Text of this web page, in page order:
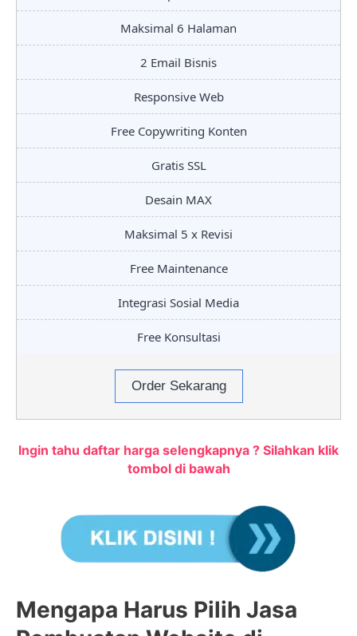
Maksimal 6 Halaman
2 Email Bisnis
Responsive Web
Free Copywriting Konten
Gratis SSL
Desain MAX
Maksimal 5 x Revisi
Free Maintenance
Integrasi Sosial Media
Free Konsultasi
Order Sekarang
Ingin tahu daftar harga selengkapnya ? Silahkan klik
tombol di bawah
Mengapa Harus Pilih Jasa